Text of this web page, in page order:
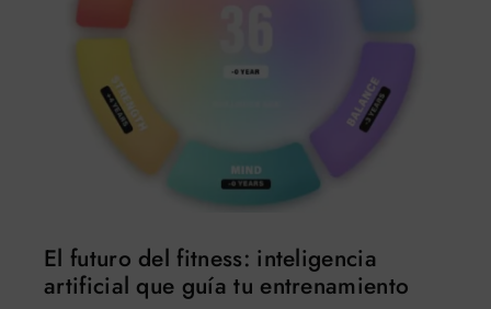
El futuro del fitness: inteligencia
artificial que guía tu entrenamiento